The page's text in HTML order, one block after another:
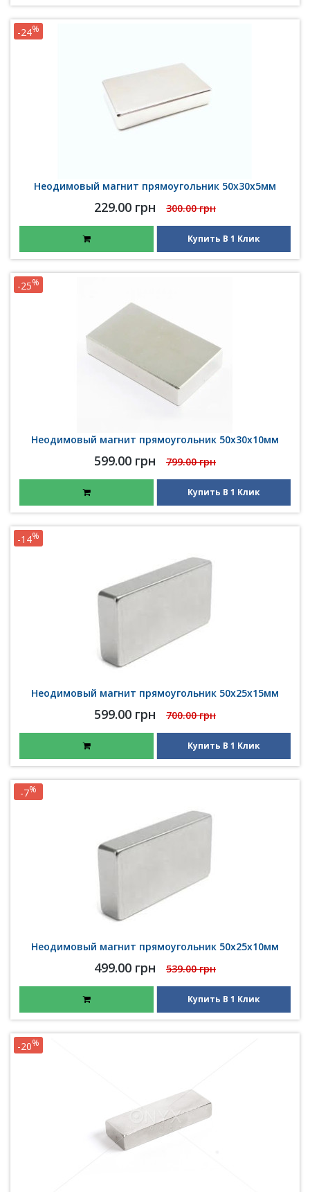
Неодимовый магнит прямоугольник 50х30х5мм
229.00 грн 300.00 грн
-24%
Купить В 1 Клик
Неодимовый магнит прямоугольник 50х30х10мм
599.00 грн 799.00 грн
-25%
Купить В 1 Клик
Неодимовый магнит прямоугольник 50х25х15мм
599.00 грн 700.00 грн
-14%
Купить В 1 Клик
Неодимовый магнит прямоугольник 50х25х10мм
499.00 грн 539.00 грн
-7%
Купить В 1 Клик
-20%